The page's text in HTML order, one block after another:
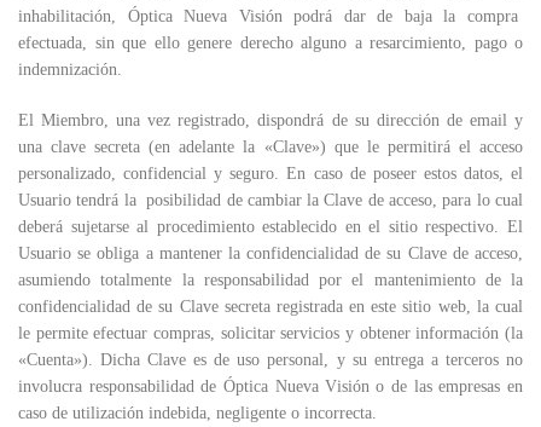
inhabilitación, Óptica Nueva Visión podrá dar de baja la compra
efectuada, sin que ello genere derecho alguno a resarcimiento, pago o
indemnización.
El Miembro, una vez registrado, dispondrá de su dirección de email y
una clave secreta (en adelante la «Clave») que le permitirá el acceso
personalizado, confidencial y seguro. En caso de poseer estos datos, el
Usuario tendrá la posibilidad de cambiar la Clave de acceso, para lo cual
deberá sujetarse al procedimiento establecido en el sitio respectivo. El
Usuario se obliga a mantener la confidencialidad de su Clave de acceso,
asumiendo totalmente la responsabilidad por el mantenimiento de la
confidencialidad de su Clave secreta registrada en este sitio web, la cual
le permite efectuar compras, solicitar servicios y obtener información (la
«Cuenta»). Dicha Clave es de uso personal, y su entrega a terceros no
involucra responsabilidad de Óptica Nueva Visión o de las empresas en
caso de utilización indebida, negligente o incorrecta.